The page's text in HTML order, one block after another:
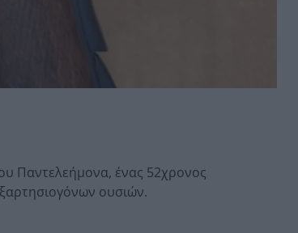
Παντελεήμονα, ένας 52χρονος
ουσιών.